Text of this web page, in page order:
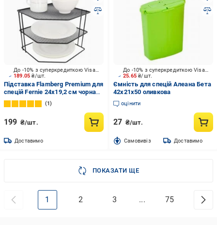
189.05₴/шт.
До -10% з суперкредиткою Visa Вигода
Підставка Flamberg Premium для
спецій Fernie 24х19,2 см чорна
металева
1
199 ₴/шт.
Доставимо
25.65₴/шт.
До -10% з суперкредиткою Visa Вигода
Ємність для спецій Алеана Бета
42х21х50 оливкова
оцінити
27 ₴/шт.
Cамовивіз Доставимо
ПОКАЗАТИ ЩЕ
1 2 3 ... 75